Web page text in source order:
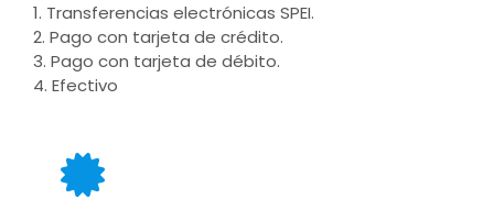
1. Transferencias electrónicas SPEI.
2. Pago con tarjeta de crédito.
3. Pago con tarjeta de débito.
4. Efectivo